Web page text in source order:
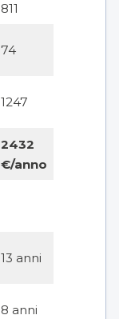
811
74
1247
2432
€/anno
13 anni
8 anni